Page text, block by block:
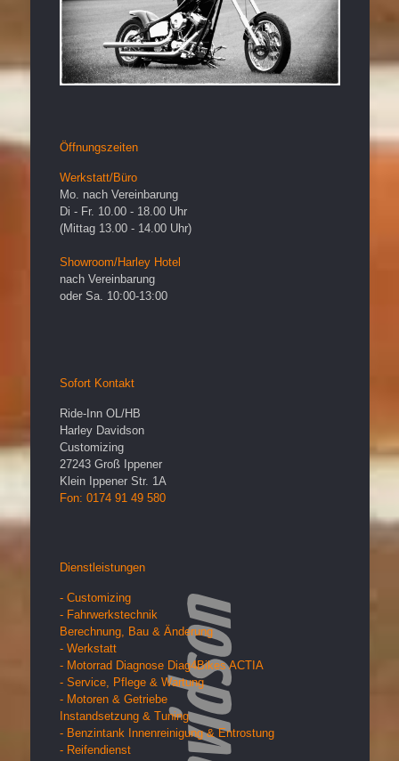
Öffnungszeiten
Werkstatt/Büro
Mo. nach Vereinbarung
Di - Fr. 10.00 - 18.00 Uhr
(Mittag 13.00 - 14.00 Uhr)
Showroom/Harley Hotel
nach Vereinbarung
oder Sa. 10:00-13:00
Sofort Kontakt
Ride-Inn OL/HB
Harley Davidson
Customizing
27243 Groß Ippener
Klein Ippener Str. 1A
Fon: 0174 91 49 580
Dienstleistungen
- Customizing
- Fahrwerkstechnik
Berechnung, Bau & Änderung
- Werkstatt
- Motorrad Diagnose Diag4Bikes ACTIA
- Service, Pflege & Wartung
- Motoren & Getriebe
Instandsetzung & Tuning
- Benzintank Innenreinigung & Entrostung
- Reifendienst